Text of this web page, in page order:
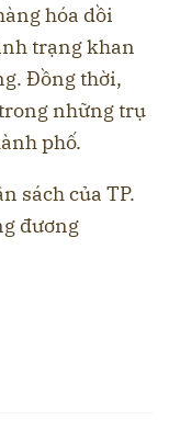
hóa dồi
trạng khan
Đồng thời,
những trụ
phố.
sách của TP.
đương